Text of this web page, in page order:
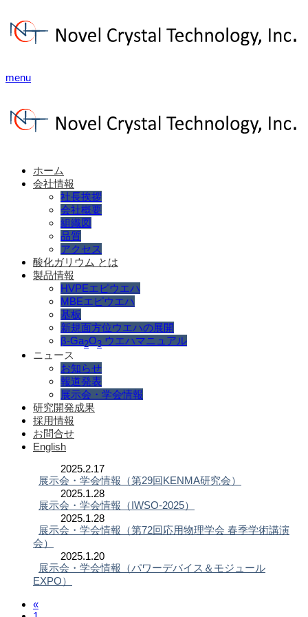
menu
ホーム
会社情報
社長挨拶
会社概要
組織図
品質
アクセス
酸化ガリウム とは
製品情報
HVPEエピウエハ
MBEエピウエハ
基板
新規面方位ウエハの展開
β-Ga2O3 ウエハマニュアル
ニュース
お知らせ
報道発表
展示会・学会情報
研究開発成果
採用情報
お問合せ
English
2025.2.17
展示会・学会情報（第29回KENMA研究会）
2025.1.28
展示会・学会情報（IWSO-2025）
2025.1.28
展示会・学会情報（第72回応用物理学会 春季学術講演
会）
2025.1.20
展示会・学会情報（パワーデバイス＆モジュール
EXPO）
«